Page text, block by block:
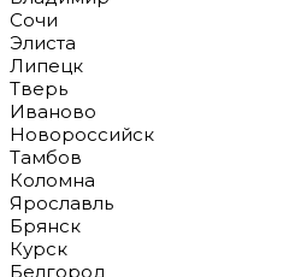
Сочи
Элиста
Липецк
Тверь
Иваново
Новороссийск
Тамбов
Коломна
Ярославль
Брянск
Курск
Белгород